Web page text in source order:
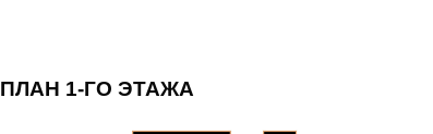
ПЛАН 1-ГО ЭТАЖА